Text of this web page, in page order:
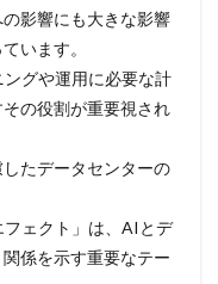
影響にも大きな影響
います。
グや運用に必要な計
の役割が重要視され
たデータセンターの
ェクト」は、AIとデ
係を示す重要なテー